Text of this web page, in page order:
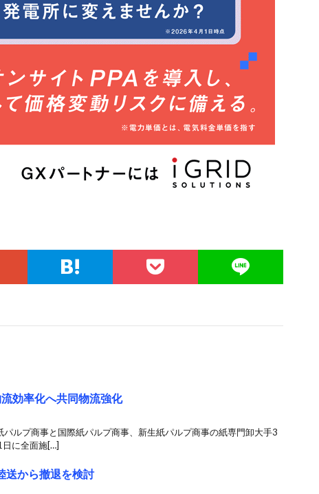
効率化へ共同物流強化
ルプ商事と国際紙パルプ商事、新生紙パルプ商事の紙専門卸大手3
に全面施[…]
送から撤退を検討